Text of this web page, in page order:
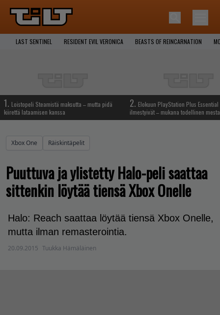
LAST SENTINEL RESIDENT EVIL VERONICA BEASTS OF REINCARNATION
1. Loistopeli Steamistä maksutta – mutta pidä
kiirettä lataamisen kanssa
2. Elokuun PlayStation Plus
ilmestyivät – mukana todellinen
Xbox One Räiskintäpelit
Puuttuva ja ylistetty Halo-peli saattaa
sittenkin löytää tiensä Xbox Onelle
Halo: Reach saattaa löytää tiensä Xbox Onelle,
mutta ilman remasterointia.
20.09.2015 Tuukka Hämäläinen